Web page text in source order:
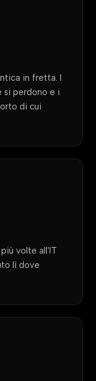
in fretta. I
si perdono e i
di cui
volte all'IT
lì dove